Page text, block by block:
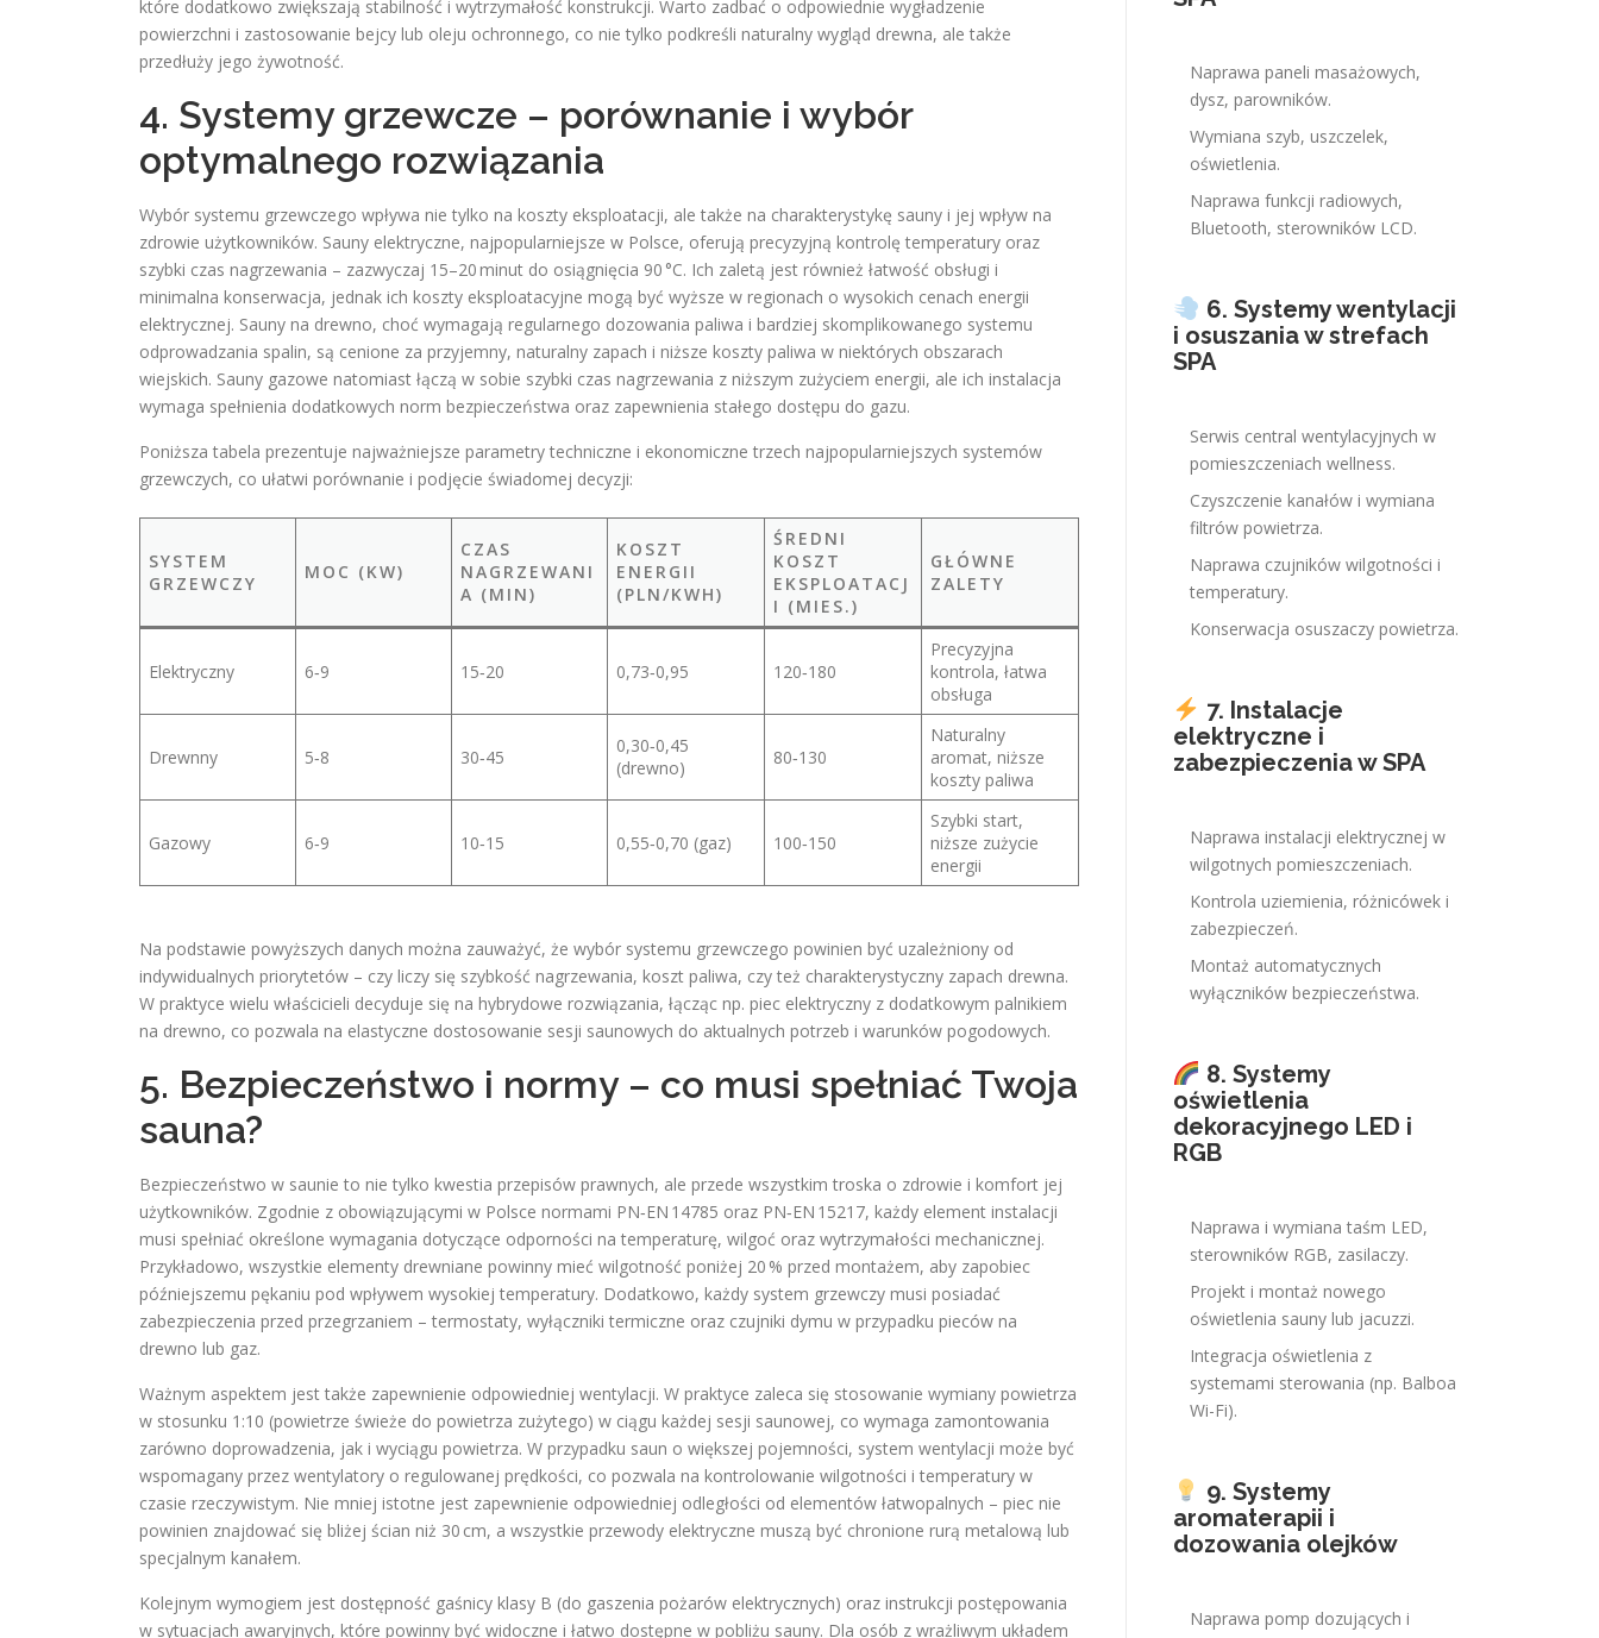
które dodatkowo zwiększają stabilność i wytrzymałość konstrukcji. Warto zadbać o odpowiednie wygładzenie
powierzchni i zastosowanie bejcy lub oleju ochronnego, co nie tylko podkreśli naturalny wygląd drewna, ale także
przedłuży jego żywotność.
4. Systemy grzewcze – porównanie i wybór
optymalnego rozwiązania
Wybór systemu grzewczego wpływa nie tylko na koszty eksploatacji, ale także na charakterystykę sauny i jej wpływ na
zdrowie użytkowników. Sauny elektryczne, najpopularniejsze w Polsce, oferują precyzyjną kontrolę temperatury oraz
szybki czas nagrzewania – zazwyczaj 15–20 minut do osiągnięcia 90 °C. Ich zaletą jest również łatwość obsługi i
minimalna konserwacja, jednak ich koszty eksploatacyjne mogą być wyższe w regionach o wysokich cenach energii
elektrycznej. Sauny na drewno, choć wymagają regularnego dozowania paliwa i bardziej skomplikowanego systemu
odprowadzania spalin, są cenione za przyjemny, naturalny zapach i niższe koszty paliwa w niektórych obszarach
wiejskich. Sauny gazowe natomiast łączą w sobie szybki czas nagrzewania z niższym zużyciem energii, ale ich instalacja
wymaga spełnienia dodatkowych norm bezpieczeństwa oraz zapewnienia stałego dostępu do gazu.
Poniższa tabela prezentuje najważniejsze parametry techniczne i ekonomiczne trzech najpopularniejszych systemów
grzewczych, co ułatwi porównanie i podjęcie świadomej decyzji:
SYSTEM
GRZEWCZY
MOC (KW)
CZAS
NAGRZEWANI
A (MIN)
KOSZT
ENERGII
(PLN/KWH)
ŚREDNI
KOSZT
EKSPLOATACJ
I (MIES.)
GŁÓWNE
ZALETY
Elektryczny 6‑9 15‑20 0,73‑0,95 120‑180
Precyzyjna
kontrola, łatwa
obsługa
Drewnny 5‑8 30‑45
0,30‑0,45
(drewno)
80‑130
Naturalny
aromat, niższe
koszty paliwa
Gazowy 6‑9 10‑15 0,55‑0,70 (gaz) 100‑150
Szybki start,
niższe zużycie
energii
Na podstawie powyższych danych można zauważyć, że wybór systemu grzewczego powinien być uzależniony od
indywidualnych priorytetów – czy liczy się szybkość nagrzewania, koszt paliwa, czy też charakterystyczny zapach drewna.
W praktyce wielu właścicieli decyduje się na hybrydowe rozwiązania, łącząc np. piec elektryczny z dodatkowym palnikiem
na drewno, co pozwala na elastyczne dostosowanie sesji saunowych do aktualnych potrzeb i warunków pogodowych.
5. Bezpieczeństwo i normy – co musi spełniać Twoja
sauna?
Bezpieczeństwo w saunie to nie tylko kwestia przepisów prawnych, ale przede wszystkim troska o zdrowie i komfort jej
użytkowników. Zgodnie z obowiązującymi w Polsce normami PN‑EN 14785 oraz PN‑EN 15217, każdy element instalacji
musi spełniać określone wymagania dotyczące odporności na temperaturę, wilgoć oraz wytrzymałości mechanicznej.
Przykładowo, wszystkie elementy drewniane powinny mieć wilgotność poniżej 20 % przed montażem, aby zapobiec
późniejszemu pękaniu pod wpływem wysokiej temperatury. Dodatkowo, każdy system grzewczy musi posiadać
zabezpieczenia przed przegrzaniem – termostaty, wyłączniki termiczne oraz czujniki dymu w przypadku pieców na
drewno lub gaz.
Ważnym aspektem jest także zapewnienie odpowiedniej wentylacji. W praktyce zaleca się stosowanie wymiany powietrza
w stosunku 1:10 (powietrze świeże do powietrza zużytego) w ciągu każdej sesji saunowej, co wymaga zamontowania
zarówno doprowadzenia, jak i wyciągu powietrza. W przypadku saun o większej pojemności, system wentylacji może być
wspomagany przez wentylatory o regulowanej prędkości, co pozwala na kontrolowanie wilgotności i temperatury w
czasie rzeczywistym. Nie mniej istotne jest zapewnienie odpowiedniej odległości od elementów łatwopalnych – piec nie
powinien znajdować się bliżej ścian niż 30 cm, a wszystkie przewody elektryczne muszą być chronione rurą metalową lub
specjalnym kanałem.
Kolejnym wymogiem jest dostępność gaśnicy klasy B (do gaszenia pożarów elektrycznych) oraz instrukcji postępowania
w sytuacjach awaryjnych, które powinny być widoczne i łatwo dostępne w pobliżu sauny. Dla osób z wrażliwym układem
Naprawa paneli masażowych,
dysz, parowników.
Wymiana szyb, uszczelek,
oświetlenia.
Naprawa funkcji radiowych,
Bluetooth, sterowników LCD.
6. Systemy wentylacji
i osuszania w strefach
SPA
Serwis central wentylacyjnych w
pomieszczeniach wellness.
Czyszczenie kanałów i wymiana
filtrów powietrza.
Naprawa czujników wilgotności i
temperatury.
Konserwacja osuszaczy powietrza.
7. Instalacje
elektryczne i
zabezpieczenia w SPA
Naprawa instalacji elektrycznej w
wilgotnych pomieszczeniach.
Kontrola uziemienia, różnicówek i
zabezpieczeń.
Montaż automatycznych
wyłączników bezpieczeństwa.
8. Systemy
oświetlenia
dekoracyjnego LED i
RGB
Naprawa i wymiana taśm LED,
sterowników RGB, zasilaczy.
Projekt i montaż nowego
oświetlenia sauny lub jacuzzi.
Integracja oświetlenia z
systemami sterowania (np. Balboa
Wi-Fi).
9. Systemy
aromaterapii i
dozowania olejków
Naprawa pomp dozujących i